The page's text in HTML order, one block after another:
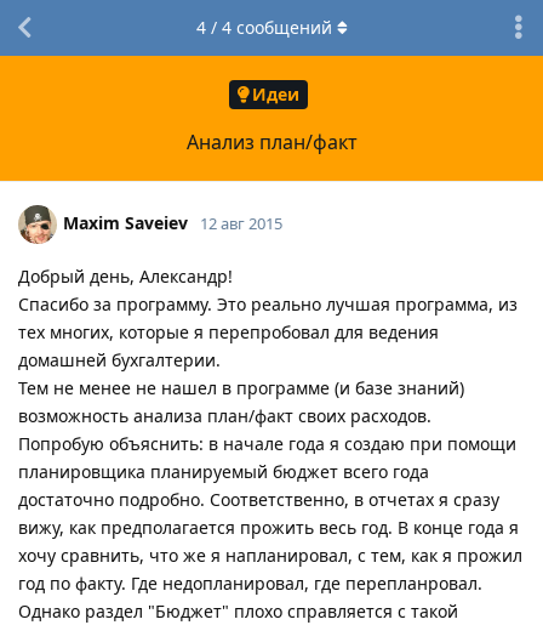
Идеи
Анализ план/факт
4/ 4сообщений
Maxim Saveiev 12 авг 2015
Добрый день, Александр!
Спасибо за программу. Это реально лучшая программа, из
тех многих, которые я перепробовал для ведения
домашней бухгалтерии.
Тем не менее не нашел в программе (и базе знаний)
возможность анализа план/факт своих расходов.
Попробую объяснить: в начале года я создаю при помощи
планировщика планируемый бюджет всего года
достаточно подробно. Соответственно, в отчетах я сразу
вижу, как предполагается прожить весь год. В конце года я
хочу сравнить, что же я напланировал, с тем, как я прожил
год по факту. Где недопланировал, где перепланровал.
Однако раздел "Бюджет" плохо справляется с такой